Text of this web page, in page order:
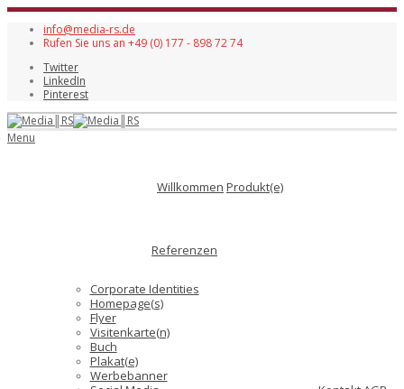
info@media-rs.de
Rufen Sie uns an +49 (0) 177 - 898 72 74
Twitter
LinkedIn
Pinterest
Menu
Willkommen Produkt(e)
Referenzen
Corporate Identities
Homepage(s)
Flyer
Visitenkarte(n)
Buch
Plakat(e)
Werbebanner